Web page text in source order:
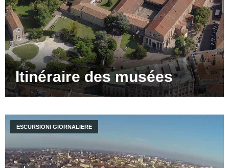
Itinéraire des musées
ESCURSIONI GIORNALIERE